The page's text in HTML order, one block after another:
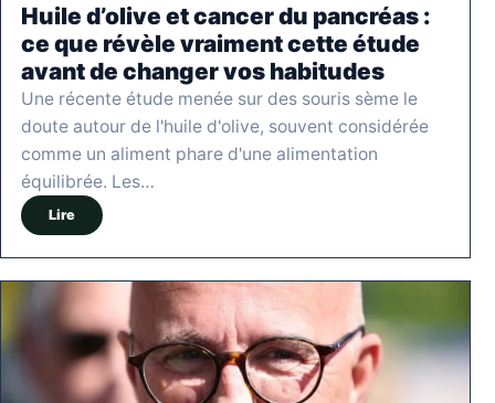
Huile d’olive et cancer du pancréas :
ce que révèle vraiment cette étude
avant de changer vos habitudes
Une récente étude menée sur des souris sème le
doute autour de l'huile d'olive, souvent considérée
comme un aliment phare d'une alimentation
équilibrée. Les…
Lire